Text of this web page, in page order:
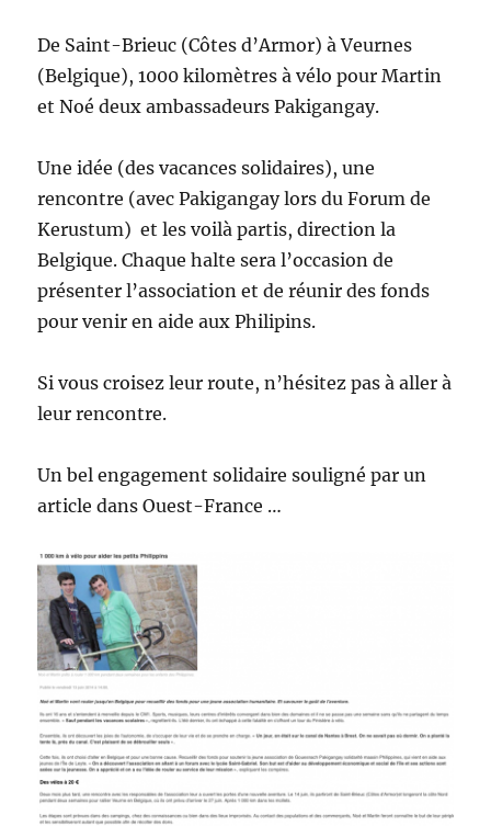
De Saint-Brieuc (Côtes d’Armor) à Veurnes
(Belgique), 1000 kilomètres à vélo pour Martin
et Noé deux ambassadeurs Pakigangay.
Une idée (des vacances solidaires), une
rencontre (avec Pakigangay lors du Forum de
Kerustum) et les voilà partis, direction la
Belgique. Chaque halte sera l’occasion de
présenter l’association et de réunir des fonds
pour venir en aide aux Philipins.
Si vous croisez leur route, n’hésitez pas à aller à
leur rencontre.
Un bel engagement solidaire souligné par un
article dans Ouest-France …